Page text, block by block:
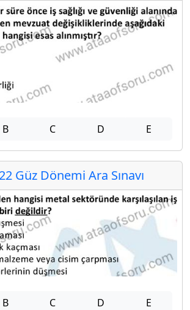
B C D E
Güz Dönemi Ara Sınavı
B C D E